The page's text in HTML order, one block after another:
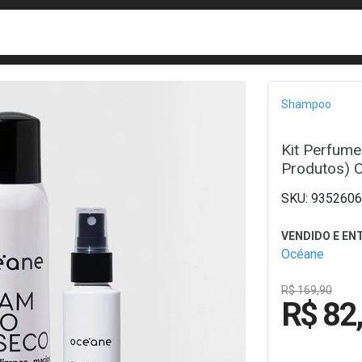
Shampoo
Kit
Produtos)
Océane
R$ 169,90
R$